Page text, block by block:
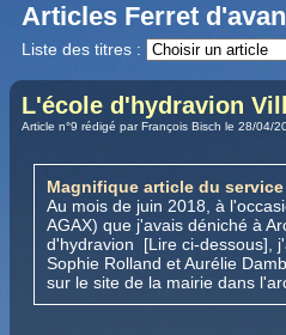
Articles Ferret
Liste des titres :
L'école d'hydravion
Article n°9 rédigé par François Bisch le 28/04/
Magnifique article du
Au mois de juin 2018, à
AGAX) que j'avais déniché à
d'hydravion [Lire ci-dessous],
Sophie Rolland et Aurélie
sur le site de la mairie dans